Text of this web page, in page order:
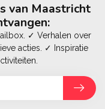
van Maastricht
✓ Verhalen over
acties. ✓ Inspiratie